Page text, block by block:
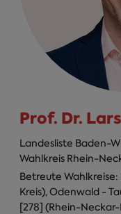
Prof. Dr.
Landesliste Baden-
Wahlkreis Rhein-
Betreute
Kreis), Odenwald -
[278] (Rhein-Neckar-